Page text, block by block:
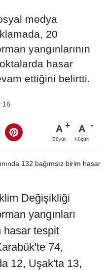
medya
20
yangınlarının
hasar
ettiğini belirtti.
A
Büyüt
A
Küçült
Değişikliği
yangınları
hasar tespit
74,
12, Uşak'ta 13,